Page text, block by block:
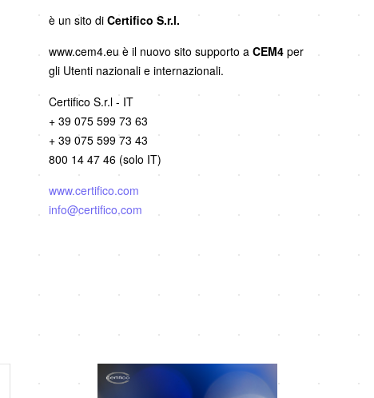
è un sito di Certifico S.r.l.
www.cem4.eu è il nuovo sito supporto a CEM4per
gli Utenti nazionali e internazionali.
Certifico S.r.l - IT
+ 39 075 599 73 63
+ 39 075 599 73 43
800 14 47 46 (solo IT)
www.certifico.com
info@certifico.com